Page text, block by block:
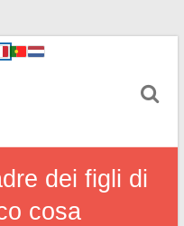
dei figli di
cosa